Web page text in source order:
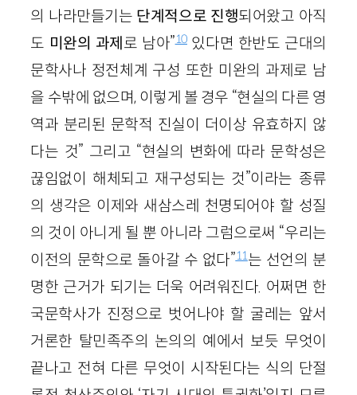
의 나라만들기는 단계적으로 진행되어왔고 아직
도 미완의 과제 로 남아”10있다면 한반도 근대의
문학사나 정전체계 구성 또한 미완의 과제로 남
을 수밖에 없으며, 이렇게 볼 경우 “현실의 다른 영
역과 분리된 문학적 진실이 더이상 유효하지 않
다는 것” 그리고 “현실의 변화에 따라 문학성은
끊임없이 해체되고 재구성되는 것”이라는 종류
의 생각은 이제와 새삼스레 천명되어야 할 성질
의 것이 아니게 될 뿐 아니라 그럼으로써 “우리는
이전의 문학으로 돌아갈 수 없다”11는 선언의 분
명한 근거가 되기는 더욱 어려워진다. 어쩌면 한
국문학사가 진정으로 벗어나야 할 굴레는 앞서
거론한 탈민족주의 논의의 예에서 보듯 무엇이
끝나고 전혀 다른 무엇이 시작된다는 식의 단절